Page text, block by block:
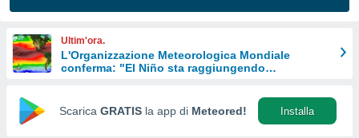
di
Web
Ultim'ora.
L'Organizzazione Meteorologica Mondiale
conferma: "El Niño sta raggiungendo
Scarica GRATIS la app di Meteored! Installa